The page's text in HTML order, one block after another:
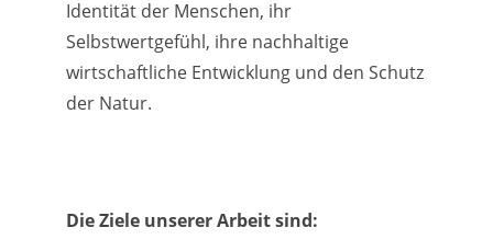
Identität der Menschen, ihr
Selbstwertgefühl, ihre nachhaltige
wirtschaftliche Entwicklung und den Schutz
der Natur.
Die Ziele unserer Arbeit sind: